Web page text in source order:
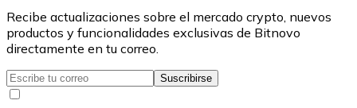
Recibe actualizaciones sobre el mercado crypto, nuevos
productos y funcionalidades exclusivas de Bitnovo
directamente en tu correo.
Suscribirse